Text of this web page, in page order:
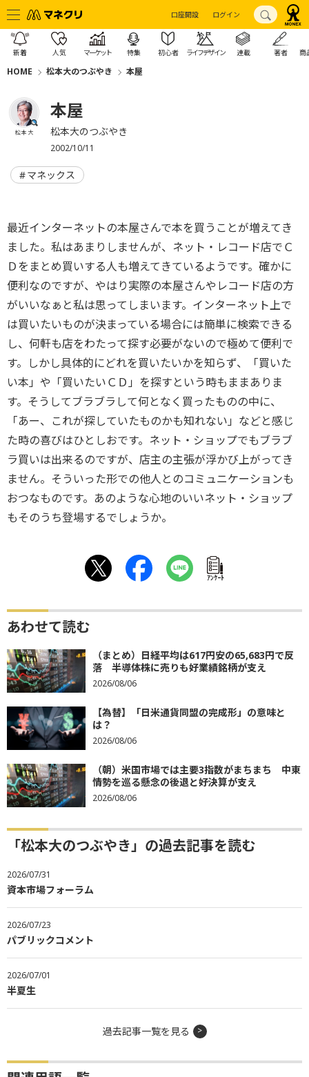
口座開設 ログイン
新着 人気 マーケット 特集 初心者 ライフデザイン 連載 著者 商
HOME 松本大のつぶやき 本屋
松本 大
本屋
松本大のつぶやき
2002/10/11
マネックス
最近インターネットの本屋さんで本を買うことが増えてき
ました。私はあまりしませんが、ネット・レコード店でＣ
Ｄをまとめ買いする人も増えてきているようです。確かに
便利なのですが、やはり実際の本屋さんやレコード店の方
がいいなぁと私は思ってしまいます。インターネット上で
は買いたいものが決まっている場合には簡単に検索できる
し、何軒も店をわたって探す必要がないので極めて便利で
す。しかし具体的にどれを買いたいかを知らず、「買いた
い本」や「買いたいＣＤ」を探すという時もままありま
す。そうしてブラブラして何となく買ったものの中に、
「あー、これが探していたものかも知れない」などと感じ
た時の喜びはひとしおです。ネット・ショップでもブラブ
ラ買いは出来るのですが、店主の主張が浮かび上がってき
ません。そういった形での他人とのコミュニケーションも
おつなものです。あのような心地のいいネット・ショップ
もそのうち登場するでしょうか。
ｱﾝｹｰﾄ
あわせて読む
（まとめ）日経平均は617円安の65,683円で反
落 半導体株に売りも好業績銘柄が支え
2026/08/06
【為替】「日米通貨同盟の完成形」の意味と
は？
2026/08/06
（朝）米国市場では主要3指数がまちまち 中東
情勢を巡る懸念の後退と好決算が支え
2026/08/06
「松本大のつぶやき」の過去記事を読む
2026/07/31
資本市場フォーラム
2026/07/23
パブリックコメント
2026/07/01
半夏生
過去記事一覧を見る